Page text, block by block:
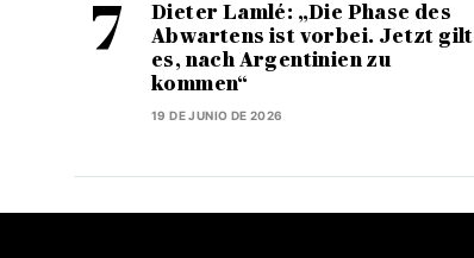
Dieter Lamlé: „Die Phase des
Abwartens ist vorbei. Jetzt gilt
es, nach Argentinien zu
kommen“
19 DE JUNIO DE 2026